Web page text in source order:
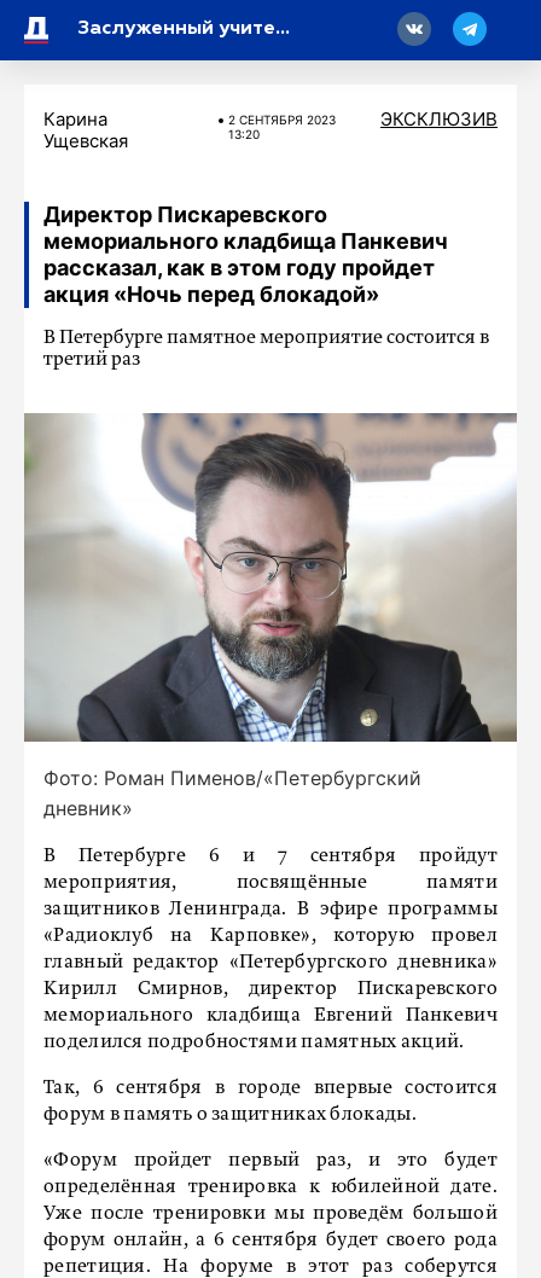
Заслуженный учитель России Людмила Кабанова: «Главный совет родителям – доверяйте педагогам»
Карина
Ущевская
2 СЕНТЯБРЯ 2023
13:20
ЭКСКЛЮЗИВ
Директор Пискаревского
мемориального кладбища Панкевич
рассказал, как в этом году пройдет
акция «Ночь перед блокадой»
В Петербурге памятное мероприятие состоится в
третий раз
Фото: Роман Пименов/«Петербургский
дневник»
В Петербурге 6 и 7 сентября пройдут
мероприятия, посвящённые памяти
защитников Ленинграда. В эфире программы
«Радиоклуб на Карповке», которую провел
главный редактор «Петербургского дневника»
Кирилл Смирнов, директор Пискаревского
мемориального кладбища Евгений Панкевич
поделился подробностями памятных акций.
Так, 6 сентября в городе впервые состоится
форум в память о защитниках блокады.
«Форум пройдет первый раз, и это будет
определённая тренировка к юбилейной дате.
Уже после тренировки мы проведём большой
форум онлайн, а 6 сентября будет своего рода
репетиция. На форуме в этот раз соберутся